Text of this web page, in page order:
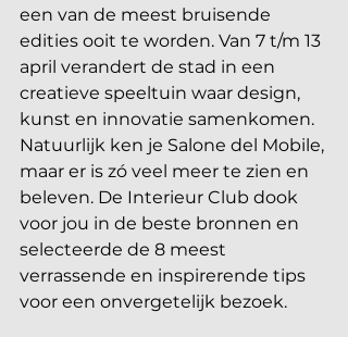
een van de meest bruisende
edities ooit te worden. Van 7 t/m 13
april verandert de stad in een
creatieve speeltuin waar design,
kunst en innovatie samenkomen.
Natuurlijk ken je Salone del Mobile,
maar er is zó veel meer te zien en
beleven. De Interieur Club dook
voor jou in de beste bronnen en
selecteerde de 8 meest
verrassende en inspirerende tips
voor een onvergetelijk bezoek.